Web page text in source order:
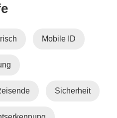
)
Mobile ID
Sicherheit